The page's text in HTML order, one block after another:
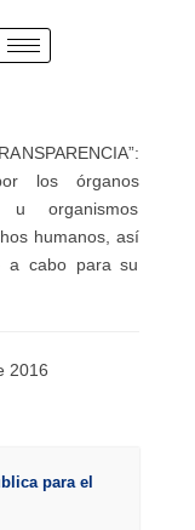
los órganos
u organismos
humanos, así
a cabo para su
2016
para el